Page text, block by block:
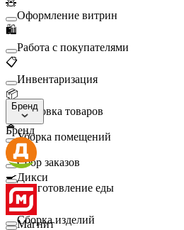
🧸
Оформление витрин
🛍️
Работа с покупателями
📋
Инвентаризация
📦
Упаковка товаров
🧹
Уборка помещений
🛒
Сбор заказов
🍳
Приготовление еды
🛠️
Сборка изделий
Бренд
Бренд
Дикси
Магнит